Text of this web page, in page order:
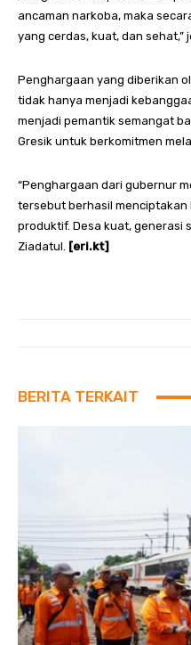
ancaman narkoba, maka
yang cerdas, kuat, dan sehat,”
Penghargaan yang diberikan
tidak hanya menjadi
menjadi pemantik semangat
Gresik untuk berkomitmen
“Penghargaan dari gubernur
tersebut berhasil menciptakan
produktif. Desa kuat, generasi
Ziadatul. [eri.kt]
BERITA TERKAIT